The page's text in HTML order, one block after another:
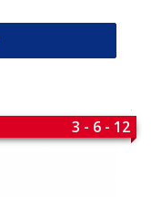
3 - 6 - 12